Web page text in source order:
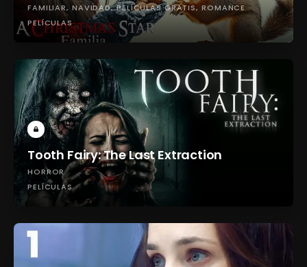
FAMILIAR NAVIDAD PELÍCULAS GRATIS ROMANCE
PELÍCULAS
Tooth Fairy: The Last Extraction
HORROR
PELÍCULAS